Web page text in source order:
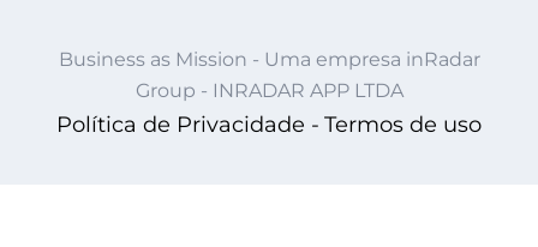
Business as Mission - Uma empresa inRadar
Group - INRADAR APP LTDA
Política de Privacidade - Termos de uso